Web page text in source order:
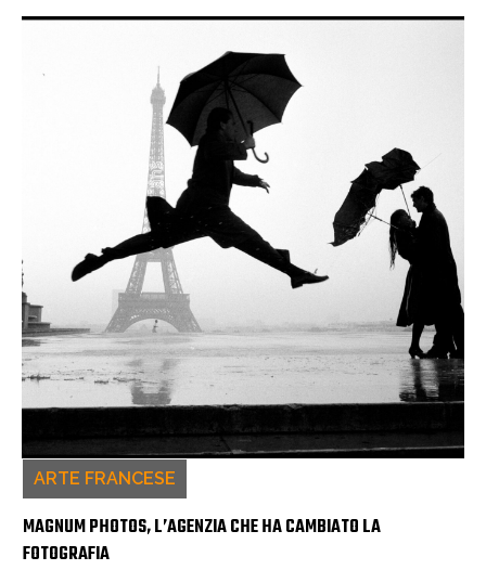
ARTE FRANCESE
MAGNUM PHOTOS, L’AGENZIA CHE HA CAMBIATO LA
FOTOGRAFIA